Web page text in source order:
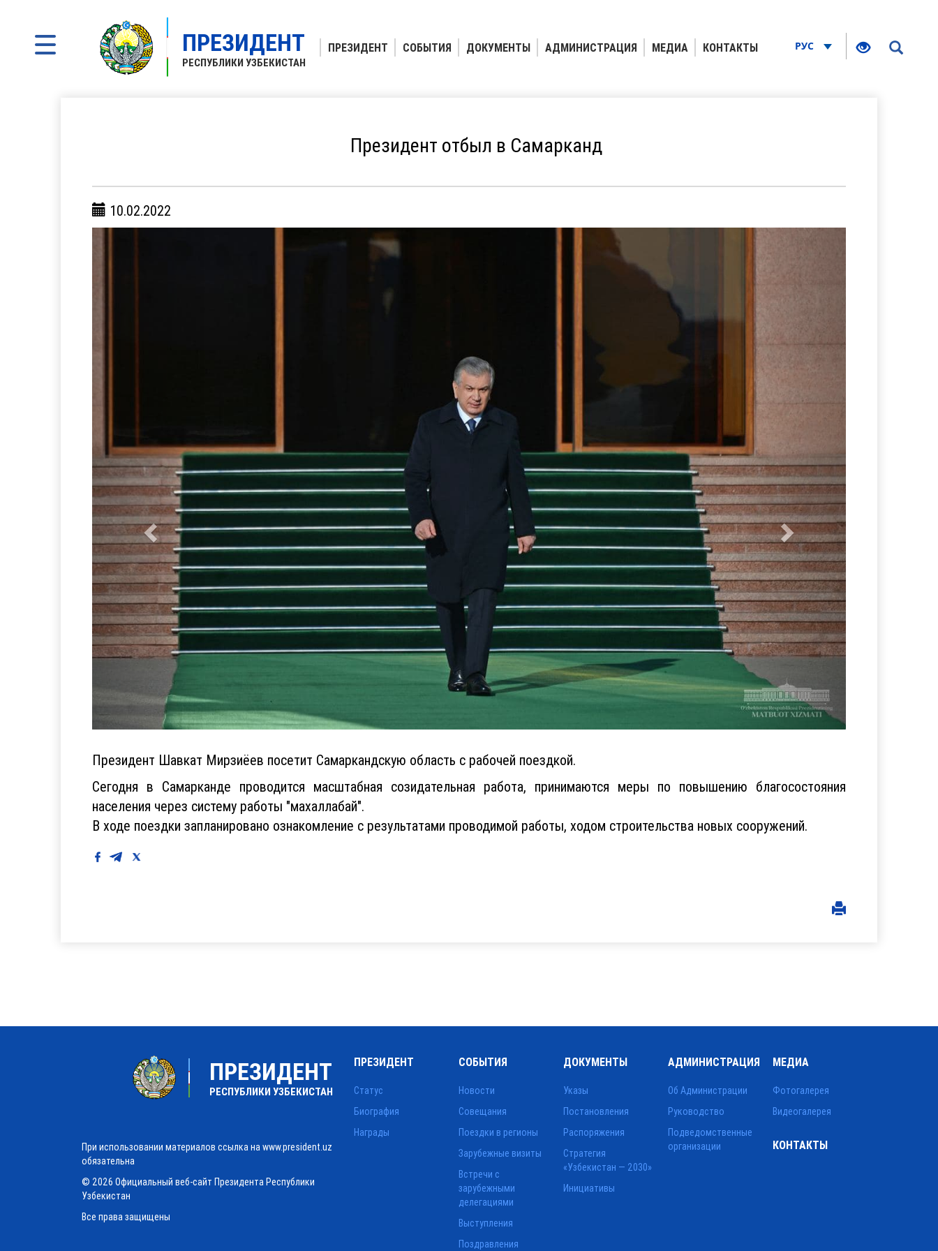
ПРЕЗИДЕНТ
РЕСПУБЛИКИ УЗБЕКИСТАН
ПРЕЗИДЕНТ СОБЫТИЯ ДОКУМЕНТЫ АДМИНИСТРАЦИЯ МЕДИА КОНТАКТЫ РУС
Президент отбыл в Самарканд
10.02.2022
Президент Шавкат Мирзиёев посетит Самаркандскую область с рабочей поездкой.
Сегодня в Самарканде проводится масштабная созидательная работа, принимаются меры по повышению благосостояния
населения через систему работы "махаллабай".
В ходе поездки запланировано ознакомление с результатами проводимой работы, ходом строительства новых сооружений.
ПРЕЗИДЕНТ
РЕСПУБЛИКИ УЗБЕКИСТАН
При использовании материалов ссылка на www.president.uz
обязательна
© 2026 Официальный веб-сайт Президента Республики
Узбекистан
Все права защищены
ПРЕЗИДЕНТ
Статус
Биография
Награды
СОБЫТИЯ
Новости
Совещания
Поездки в регионы
Зарубежные визиты
Встречи с
зарубежными
делегациями
Выступления
Поздравления
ДОКУМЕНТЫ
Указы
Постановления
Распоряжения
Стратегия
«Узбекистан — 2030»
Инициативы
АДМИНИСТРАЦИЯ
Об Администрации
Руководство
Подведомственные
организации
МЕДИА
Фотогалерея
Видеогалерея
КОНТАКТЫ